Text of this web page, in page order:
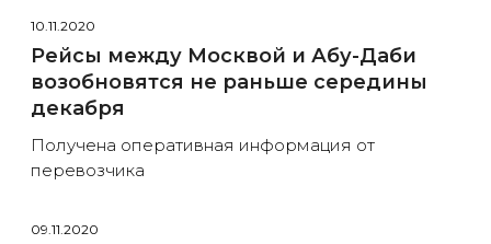
10.11.2020
Рейсы между Москвой и Абу-Даби
возобновятся не раньше середины
декабря
Получена оперативная информация от
перевозчика
09.11.2020